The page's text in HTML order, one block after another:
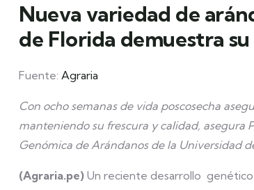
Nueva variedad de
de Florida demuestra
Fuente: Agraria
Con ocho semanas de vida poscosecha
manteniendo su frescura y calidad, asegura
Genómica de Arándanos de la Universidad
(Agraria.pe) Un reciente desarrollo